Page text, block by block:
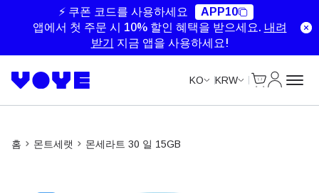
⚡ 쿠폰 코드를 사용하세요
APP10
앱에서 첫 주문 시 10% 할인 혜택을 받으세요. 내려
받기
지금 앱을 사용하세요!
KO KRW
홈 몬트세랫 몬세라트 30 일 15GB
Unlimited Data
Unlimited Data
Unlimited Data
Unlimited Data